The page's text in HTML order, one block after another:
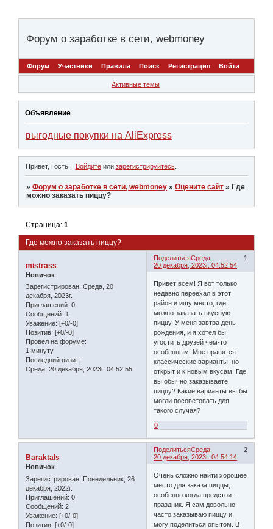
Форум о заработке в сети, webmoney
Форум Участники Правила Поиск Регистрация Войти
Активные темы
Объявление
выгодные покупки на AliExpress
Привет, Гость! Войдитеили зарегистрируйтесь.
»Форум о заработке в сети, webmoney »Оцените сайт » Где
можно заказать пиццу?
Где можно заказать пиццу?
Страница:1
Поделиться 1
Среда,
20 декабря, 2023г. 04:52:54
mistrass
Новичок
Зарегистрирован: Среда, 20
декабря, 2023г.
Приглашений: 0
Сообщений: 1
Уважение: [+0/-0]
Позитив: [+0/-0]
Провел на форуме:
1 минуту
Последний визит:
Среда, 20 декабря, 2023г. 04:52:55
Привет всем! Я вот только
недавно переехал в этот
район и ищу место, где
можно заказать вкусную
пиццу. У меня завтра день
рождения, и я хотел бы
угостить друзей чем-то
особенным. Мне нравятся
классические варианты, но
открыт и к новым вкусам. Где
вы обычно заказываете
пиццу? Какие варианты вы бы
могли посоветовать для
такого случая?
0
Поделиться 2
Среда,
20 декабря, 2023г. 04:54:14
Baraktals
Новичок
Зарегистрирован: Понедельник, 26
декабря, 2022г.
Приглашений: 0
Сообщений: 2
Уважение: [+0/-0]
Позитив: [+0/-0]
Очень сложно найти хорошее
место для заказа пиццы,
особенно когда предстоит
праздник. Я сам довольно
часто заказываю пиццу и
могу поделиться опытом. В